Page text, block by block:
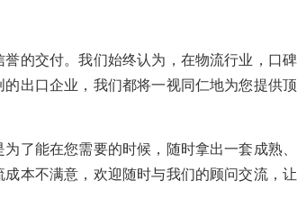
的交付。我们始终认为，在物流行业，口碑
出口企业，我们都将一视同仁地为您提供顶
了能在您需要的时候，随时拿出一套成熟、
本不满意，欢迎随时与我们的顾问交流，让